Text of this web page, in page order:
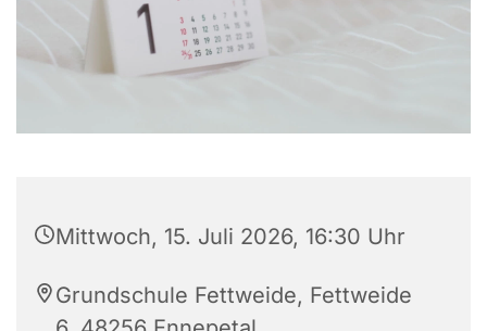
Mittwoch, 15. Juli 2026, 16:30 Uhr
Grundschule Fettweide, Fettweide